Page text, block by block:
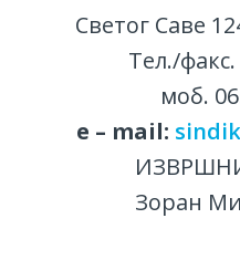
Светог Саве
Тел./
моб.
е – mail:
Зоран